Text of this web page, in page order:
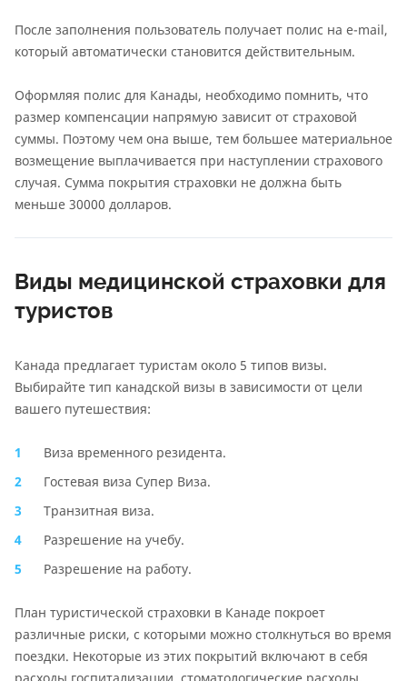
После заполнения пользователь получает полис на e-mail,
который автоматически становится действительным.
Оформляя полис для Канады, необходимо помнить, что
размер компенсации напрямую зависит от страховой
суммы. Поэтому чем она выше, тем большее материальное
возмещение выплачивается при наступлении страхового
случая. Сумма покрытия страховки не должна быть
меньше 30000 долларов.
Виды медицинской страховки для
туристов
Канада предлагает туристам около 5 типов визы.
Выбирайте тип канадской визы в зависимости от цели
вашего путешествия:
Виза временного резидента.
Гостевая виза Супер Виза.
Транзитная виза.
Разрешение на учебу.
Разрешение на работу.
План туристической страховки в Канаде покроет
различные риски, с которыми можно столкнуться во время
поездки. Некоторые из этих покрытий включают в себя